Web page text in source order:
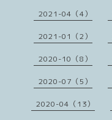
2021-04（4）
2021-01（2）
2020-10（8）
2020-07（5）
2020-04（13）